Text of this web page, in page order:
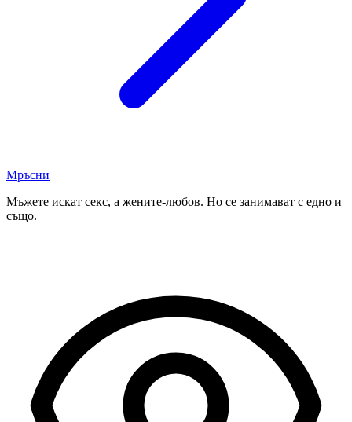
Мръсни
Мъжете искат секс, а жените-любов. Но се занимават с едно и
също.